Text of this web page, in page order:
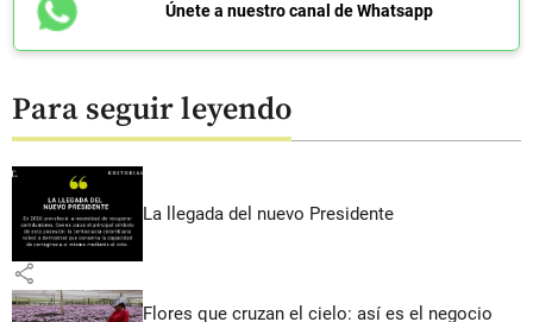
Únete a nuestro canal de Whatsapp
Para seguir leyendo
La llegada del nuevo Presidente
share
Flores que cruzan el cielo: así es el negocio